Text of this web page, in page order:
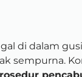
di dalam
sempurna.